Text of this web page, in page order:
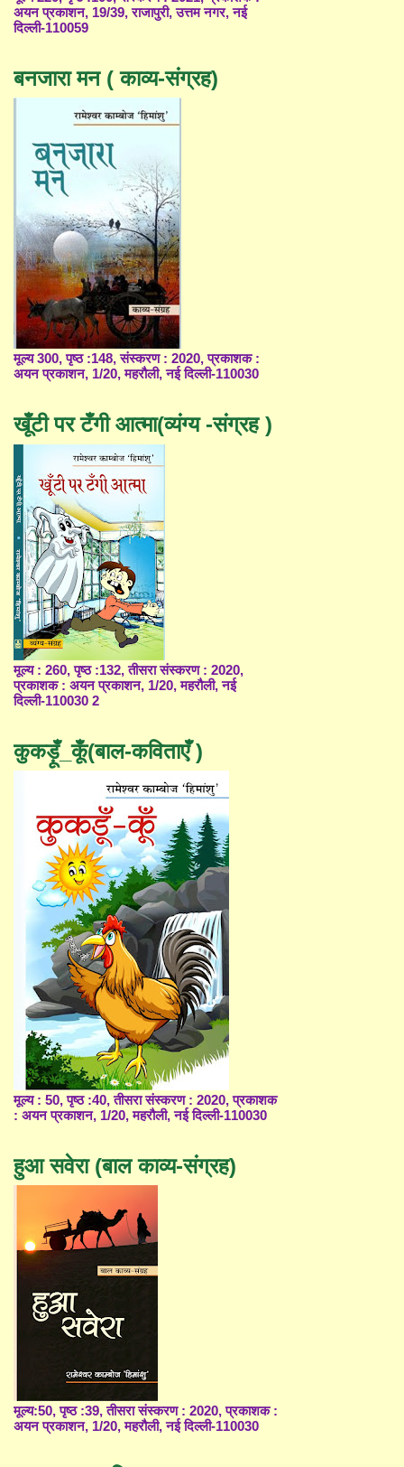
अयन प्रकाशन, 19/39, राजापुरी, उत्तम नगर, नई
दिल्ली-110059
बनजारा मन ( काव्य-संग्रह)
मूल्य 300, पृष्ठ :148, संस्करण : 2020, प्रकाशक :
अयन प्रकाशन, 1/20, महरौली, नई दिल्ली-110030
खूँटी पर टँगी आत्मा(व्यंग्य -संग्रह )
मूल्य : 260, पृष्ठ :132, तीसरा संस्करण : 2020,
प्रकाशक : अयन प्रकाशन, 1/20, महरौली, नई
दिल्ली-110030 2
कुकड़ूँ_कूँ(बाल-कविताएँ )
मूल्य : 50, पृष्ठ :40, तीसरा संस्करण : 2020, प्रकाशक
: अयन प्रकाशन, 1/20, महरौली, नई दिल्ली-110030
हुआ सवेरा (बाल काव्य-संग्रह)
मूल्य:50, पृष्ठ :39, तीसरा संस्करण : 2020, प्रकाशक :
अयन प्रकाशन, 1/20, महरौली, नई दिल्ली-110030